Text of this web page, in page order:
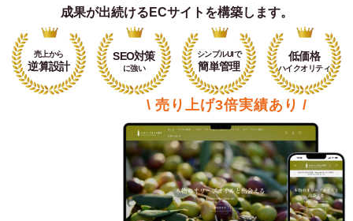
あっ！と おどろく、みらいをつくる。
SERVICE
事業概要
成果が出続けるECサイトを構築します。
売上から
逆算設計
SEO対策
に強い
シンプルUIで
簡単管理
低価格
ハイクオリティ
\ 売り上げ3倍実績あり /